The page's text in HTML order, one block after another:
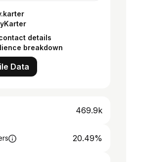
details
breakdown
Data
469.9k
20.49%